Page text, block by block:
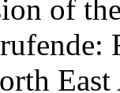
of